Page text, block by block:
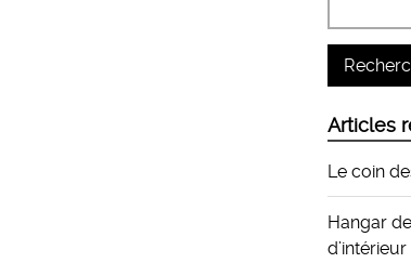
Articles
Le coin
Hangar
d’intérieur